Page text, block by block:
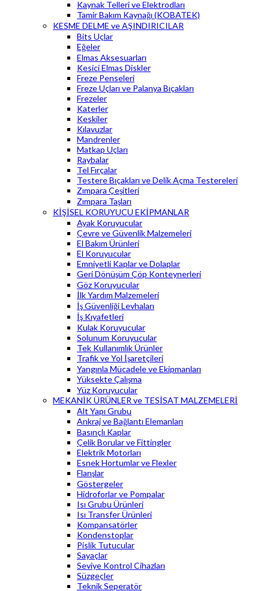
Kaynak Telleri ve Elektrodları
Tamir Bakım Kaynağı (KOBATEK)
KESME DELME ve AŞINDIRICILAR
Bits Uçlar
Eğeler
Elmas Aksesuarları
Kesici Elmas Diskler
Freze Penseleri
Freze Uçları ve Palanya Bıçakları
Frezeler
Katerler
Keskiler
Kılavuzlar
Mandrenler
Matkap Uçları
Raybalar
Tel Fırçalar
Testere Bıçakları ve Delik Açma Testereleri
Zımpara Çeşitleri
Zımpara Taşları
KİŞİSEL KORUYUCU EKİPMANLAR
Ayak Koruyucular
Çevre ve Güvenlik Malzemeleri
El Bakım Ürünleri
El Koruyucular
Emniyetli Kaplar ve Dolaplar
Geri Dönüşüm Çöp Konteynerleri
Göz Koruyucular
İlk Yardım Malzemeleri
İş Güvenliği Levhaları
İş Kıyafetleri
Kulak Koruyucular
Solunum Koruyucular
Tek Kullanımlık Ürünler
Trafik ve Yol İşaretçileri
Yangınla Mücadele ve Ekipmanları
Yüksekte Çalışma
Yüz Koruyucular
MEKANİK ÜRÜNLER ve TESİSAT MALZEMELERİ
Alt Yapı Grubu
Ankraj ve Bağlantı Elemanları
Basınçlı Kaplar
Çelik Borular ve Fittingler
Elektrik Motorları
Esnek Hortumlar ve Flexler
Flanşlar
Göstergeler
Hidroforlar ve Pompalar
Isı Grubu Ürünleri
Isı Transfer Ürünleri
Kompansatörler
Kondenstoplar
Pislik Tutucular
Sayaçlar
Seviye Kontrol Cihazları
Süzgeçler
Teknik Seperatör